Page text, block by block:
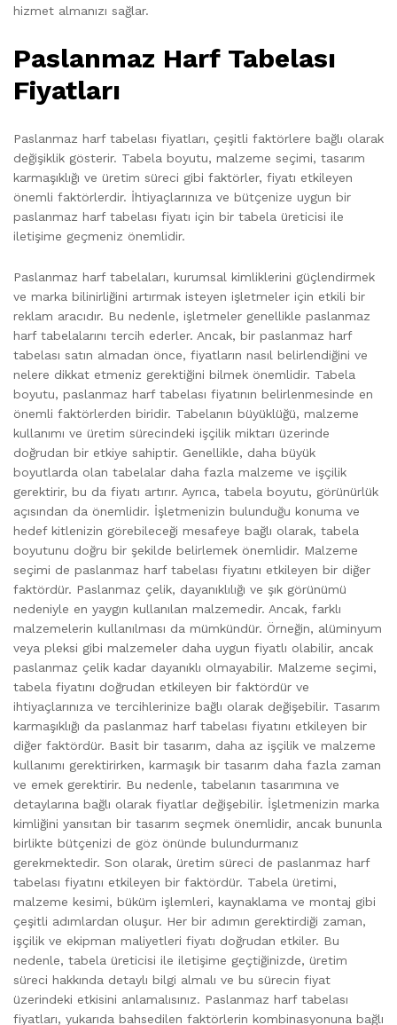
hizmet almanızı sağlar.
Paslanmaz Harf Tabelası
Fiyatları
Paslanmaz harf tabelası fiyatları, çeşitli faktörlere bağlı olarak
değişiklik gösterir. Tabela boyutu, malzeme seçimi, tasarım
karmaşıklığı ve üretim süreci gibi faktörler, fiyatı etkileyen
önemli faktörlerdir. İhtiyaçlarınıza ve bütçenize uygun bir
paslanmaz harf tabelası fiyatı için bir tabela üreticisi ile
iletişime geçmeniz önemlidir.
Paslanmaz harf tabelaları, kurumsal kimliklerini güçlendirmek
ve marka bilinirliğini artırmak isteyen işletmeler için etkili bir
reklam aracıdır. Bu nedenle, işletmeler genellikle paslanmaz
harf tabelalarını tercih ederler. Ancak, bir paslanmaz harf
tabelası satın almadan önce, fiyatların nasıl belirlendiğini ve
nelere dikkat etmeniz gerektiğini bilmek önemlidir. Tabela
boyutu, paslanmaz harf tabelası fiyatının belirlenmesinde en
önemli faktörlerden biridir. Tabelanın büyüklüğü, malzeme
kullanımı ve üretim sürecindeki işçilik miktarı üzerinde
doğrudan bir etkiye sahiptir. Genellikle, daha büyük
boyutlarda olan tabelalar daha fazla malzeme ve işçilik
gerektirir, bu da fiyatı artırır. Ayrıca, tabela boyutu, görünürlük
açısından da önemlidir. İşletmenizin bulunduğu konuma ve
hedef kitlenizin görebileceği mesafeye bağlı olarak, tabela
boyutunu doğru bir şekilde belirlemek önemlidir. Malzeme
seçimi de paslanmaz harf tabelası fiyatını etkileyen bir diğer
faktördür. Paslanmaz çelik, dayanıklılığı ve şık görünümü
nedeniyle en yaygın kullanılan malzemedir. Ancak, farklı
malzemelerin kullanılması da mümkündür. Örneğin, alüminyum
veya pleksi gibi malzemeler daha uygun fiyatlı olabilir, ancak
paslanmaz çelik kadar dayanıklı olmayabilir. Malzeme seçimi,
tabela fiyatını doğrudan etkileyen bir faktördür ve
ihtiyaçlarınıza ve tercihlerinize bağlı olarak değişebilir. Tasarım
karmaşıklığı da paslanmaz harf tabelası fiyatını etkileyen bir
diğer faktördür. Basit bir tasarım, daha az işçilik ve malzeme
kullanımı gerektirirken, karmaşık bir tasarım daha fazla zaman
ve emek gerektirir. Bu nedenle, tabelanın tasarımına ve
detaylarına bağlı olarak fiyatlar değişebilir. İşletmenizin marka
kimliğini yansıtan bir tasarım seçmek önemlidir, ancak bununla
birlikte bütçenizi de göz önünde bulundurmanız
gerekmektedir. Son olarak, üretim süreci de paslanmaz harf
tabelası fiyatını etkileyen bir faktördür. Tabela üretimi,
malzeme kesimi, büküm işlemleri, kaynaklama ve montaj gibi
çeşitli adımlardan oluşur. Her bir adımın gerektirdiği zaman,
işçilik ve ekipman maliyetleri fiyatı doğrudan etkiler. Bu
nedenle, tabela üreticisi ile iletişime geçtiğinizde, üretim
süreci hakkında detaylı bilgi almalı ve bu sürecin fiyat
üzerindeki etkisini anlamalısınız. Paslanmaz harf tabelası
fiyatları, yukarıda bahsedilen faktörlerin kombinasyonuna bağlı